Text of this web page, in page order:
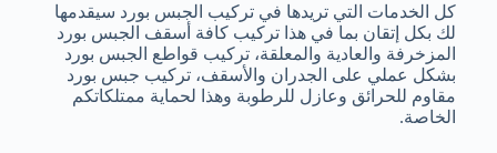
كل الخدمات التي تريدها في تركيب الجبس بورد سيقدمها
لك بكل إتقان بما في هذا تركيب كافة أسقف الجبس بورد
المزخرفة والعادية والمعلقة، تركيب قواطع الجبس بورد
بشكل عملي على الجدران والأسقف، تركيب جبس بورد
مقاوم للحرائق وعازل للرطوبة وهذا لحماية ممتلكاتكم
الخاصة.